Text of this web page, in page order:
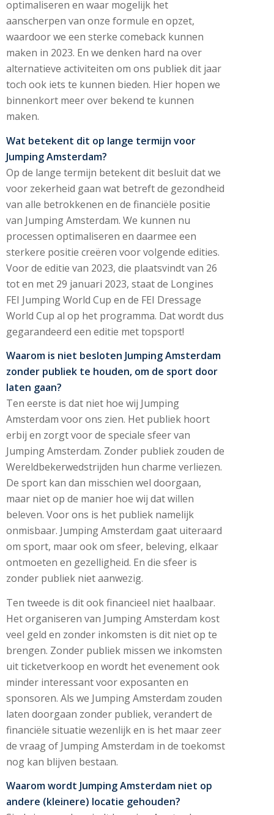
optimaliseren en waar mogelijk het
aanscherpen van onze formule en opzet,
waardoor we een sterke comeback kunnen
maken in 2023. En we denken hard na over
alternatieve activiteiten om ons publiek dit jaar
toch ook iets te kunnen bieden. Hier hopen we
binnenkort meer over bekend te kunnen
maken.
Wat betekent dit op lange termijn voor
Jumping Amsterdam?
Op de lange termijn betekent dit besluit dat we
voor zekerheid gaan wat betreft de gezondheid
van alle betrokkenen en de financiële positie
van Jumping Amsterdam. We kunnen nu
processen optimaliseren en daarmee een
sterkere positie creëren voor volgende edities.
Voor de editie van 2023, die plaatsvindt van 26
tot en met 29 januari 2023, staat de Longines
FEI Jumping World Cup en de FEI Dressage
World Cup al op het programma. Dat wordt dus
gegarandeerd een editie met topsport!
Waarom is niet besloten Jumping Amsterdam
zonder publiek te houden, om de sport door
laten gaan?
Ten eerste is dat niet hoe wij Jumping
Amsterdam voor ons zien. Het publiek hoort
erbij en zorgt voor de speciale sfeer van
Jumping Amsterdam. Zonder publiek zouden de
Wereldbekerwedstrijden hun charme verliezen.
De sport kan dan misschien wel doorgaan,
maar niet op de manier hoe wij dat willen
beleven. Voor ons is het publiek namelijk
onmisbaar. Jumping Amsterdam gaat uiteraard
om sport, maar ook om sfeer, beleving, elkaar
ontmoeten en gezelligheid. En die sfeer is
zonder publiek niet aanwezig.
Ten tweede is dit ook financieel niet haalbaar.
Het organiseren van Jumping Amsterdam kost
veel geld en zonder inkomsten is dit niet op te
brengen. Zonder publiek missen we inkomsten
uit ticketverkoop en wordt het evenement ook
minder interessant voor exposanten en
sponsoren. Als we Jumping Amsterdam zouden
laten doorgaan zonder publiek, verandert de
financiële situatie wezenlijk en is het maar zeer
de vraag of Jumping Amsterdam in de toekomst
nog kan blijven bestaan.
Waarom wordt Jumping Amsterdam niet op
andere (kleinere) locatie gehouden?